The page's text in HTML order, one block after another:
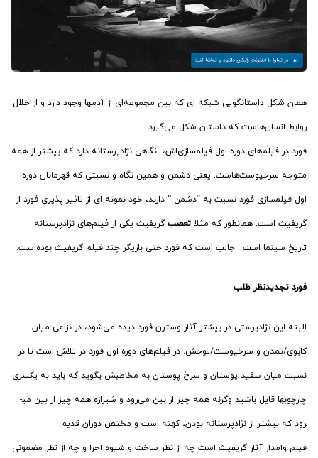
همان شکل داستانگویی شبکه ای که بین مجموعه‌­ای از آد‌مها وجود دارد و از خلال
روابط انسان­‌هاست که داستان شکل می­‌گیرد.
فورد در فیلم‌­های دوره اول فیلمسازی‌­اش، نگاهی نژادپرستانه دارد که بیشتر از همه
متوجه سرخ­پوست­‌هاست. یعنی دشمن و همین نگاه و نسبتی که قهرمانان دوره
اول فیلمسازی فورد نسبت به “دشمن ” دارند، خود نمونه ای از تاثیر پذیری فورد از
گریفیث است. همانطور که مثلا تعصبگریفیث یکی از فیلم­‌های نژادپرستانه
تاریخ سینما است . جالب است که فورد حتی بازیگر چند فیلم گریفیث بوده‌­است.
فورد تجدیدنظر طلب
البته این نژادپرستی در بیشتر آثار وسترن فورد دیده می­‌شود، در نزاعی میان
کابوی/تمدن و سرخپوست/توحش. در فیلم‌های دوره اول فورد در تلاش است تا در
نسبت میان سفید پوستان و سرخ پوستان به مخاطبش بگوید که باید به یکسری
چارچوب­ها قایل باشید وگرنه همه چیز از بین می­‌رود و شیرازه همه چیز از بین می­
رود که بیشتر از نژادپرستانه بودن، کهنه است و مختص دوران قدیم.
فیلم وامدار آثار گریفیث است چه از نظر ساخت و شیوه اجرا و چه از نظر مضمونی